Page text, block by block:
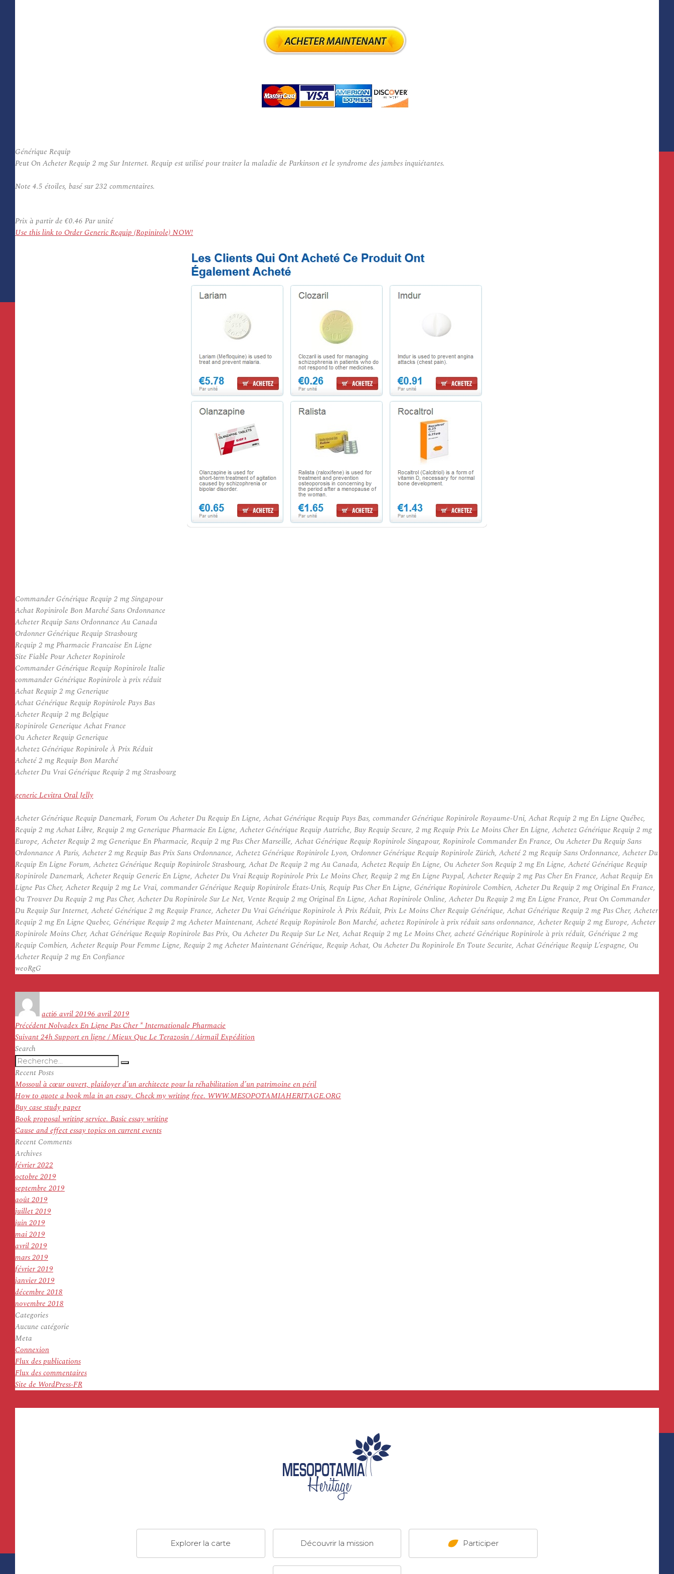
Générique Requip
Peut On Acheter Requip 2 mg Sur Internet. Requip est utilisé pour traiter la maladie de Parkinson et le syndrome des jambes inquiétantes.
Note 4.5 étoiles, basé sur232 commentaires.
Prix à partir de €0.46 Par unité
Use this link to Order Generic Requip (Ropinirole) NOW!
Commander Générique Requip 2 mg Singapour
Achat Ropinirole Bon Marché Sans Ordonnance
Acheter Requip Sans Ordonnance Au Canada
Ordonner Générique Requip Strasbourg
Requip 2 mg Pharmacie Francaise En Ligne
Site Fiable Pour Acheter Ropinirole
Commander Générique Requip Ropinirole Italie
commander Générique Ropinirole à prix réduit
Achat Requip 2 mg Generique
Achat Générique Requip Ropinirole Pays Bas
Acheter Requip 2 mg Belgique
Ropinirole Generique Achat France
Ou Acheter Requip Generique
Achetez Générique Ropinirole À Prix Réduit
Acheté 2 mg Requip Bon Marché
Acheter Du Vrai Générique Requip 2 mg Strasbourg
generic Levitra Oral Jelly
Acheter Générique Requip Danemark, Forum Ou Acheter Du Requip En Ligne, Achat Générique Requip Pays Bas, commander Générique Ropinirole Royaume-Uni, Achat Requip 2 mg En Ligne Québec,
Requip 2 mg Achat Libre, Requip 2 mg Generique Pharmacie En Ligne, Acheter Générique Requip Autriche, Buy Requip Secure, 2 mg Requip Prix Le Moins Cher En Ligne, Achetez Générique Requip 2 mg
Europe, Acheter Requip 2 mg Generique En Pharmacie, Requip 2 mg Pas Cher Marseille, Achat Générique Requip Ropinirole Singapour, Ropinirole Commander En France, Ou Acheter Du Requip Sans
Ordonnance A Paris, Acheter 2 mg Requip Bas Prix Sans Ordonnance, Achetez Générique Ropinirole Lyon, Ordonner Générique Requip Ropinirole Zürich, Acheté 2 mg Requip Sans Ordonnance, Acheter Du
Requip En Ligne Forum, Achetez Générique Requip Ropinirole Strasbourg, Achat De Requip 2 mg Au Canada, Achetez Requip En Ligne, Ou Acheter Son Requip 2 mg En Ligne, Acheté Générique Requip
Ropinirole Danemark, Acheter Requip Generic En Ligne, Acheter Du Vrai Requip Ropinirole Prix Le Moins Cher, Requip 2 mg En Ligne Paypal, Acheter Requip 2 mg Pas Cher En France, Achat Requip En
Ligne Pas Cher, Acheter Requip 2 mg Le Vrai, commander Générique Requip Ropinirole États-Unis, Requip Pas Cher En Ligne, Générique Ropinirole Combien, Acheter Du Requip 2 mg Original En France,
Ou Trouver Du Requip 2 mg Pas Cher, Acheter Du Ropinirole Sur Le Net, Vente Requip 2 mg Original En Ligne, Achat Ropinirole Online, Acheter Du Requip 2 mg En Ligne France, Peut On Commander
Du Requip Sur Internet, Acheté Générique 2 mg Requip France, Acheter Du Vrai Générique Ropinirole À Prix Réduit, Prix Le Moins Cher Requip Générique, Achat Générique Requip 2 mg Pas Cher, Acheter
Requip 2 mg En Ligne Quebec, Générique Requip 2 mg Acheter Maintenant, Acheté Requip Ropinirole Bon Marché, achetez Ropinirole à prix réduit sans ordonnance, Acheter Requip 2 mg Europe, Acheter
Ropinirole Moins Cher, Achat Générique Requip Ropinirole Bas Prix, Ou Acheter Du Requip Sur Le Net, Achat Requip 2 mg Le Moins Cher, acheté Générique Ropinirole à prix réduit, Générique 2 mg
Requip Combien, Acheter Requip Pour Femme Ligne, Requip 2 mg Acheter Maintenant Générique, Requip Achat, Ou Acheter Du Ropinirole En Toute Securite, Achat Générique Requip L’espagne, Ou
Acheter Requip 2 mg En Confiance
weoRgG
actile
6 avril 20196 avril 2019
Navigation
de
l’article
PrécédentArticle
précédent :
Nolvadex En Ligne Pas Cher * Internationale Pharmacie
SuivantArticle
24h Support en ligne / Mieux Que Le Terazosin / Airmail Expédition
Search
Recherche
pour
:
Recherche
Recent Posts
Mossoul à cœur ouvert, plaidoyer d’un architecte pour la réhabilitation d’un patrimoine en péril
How to quote a book mla in an essay. Check my writing free. WWW.MESOPOTAMIAHERITAGE.ORG
Buy case study paper
Book proposal writing service. Basic essay writing
Cause and effect essay topics on current events
Recent Comments
Archives
février 2022
octobre 2019
septembre 2019
août 2019
juillet 2019
juin 2019
mai 2019
avril 2019
mars 2019
février 2019
janvier 2019
décembre 2018
novembre 2018
Categories
Aucune catégorie
Meta
Connexion
Flux des publications
Flux des commentaires
Site de WordPress-FR
Explorer la carte Découvrir la mission Participer